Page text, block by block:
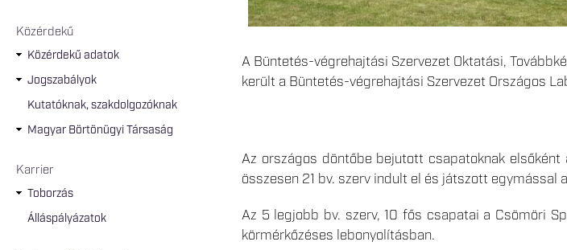
Közérdekű
Közérdekű adatok
Jogszabályok
Kutatóknak, szakdolgozóknak
Magyar Börtönügyi Társaság
Karrier
Toborzás
Álláspályázatok
A Büntetés-végrehajtási Szervezet Oktatási,
került a Büntetés-végrehajtási Szervezet Országos
Az országos döntőbe bejutott csapatoknak
összesen 21 bv. szerv indult el és játszott egymással
Az 5 legjobb bv. szerv, 10 fős csapatai a Csömöri
körmérkőzéses lebonyolításban.